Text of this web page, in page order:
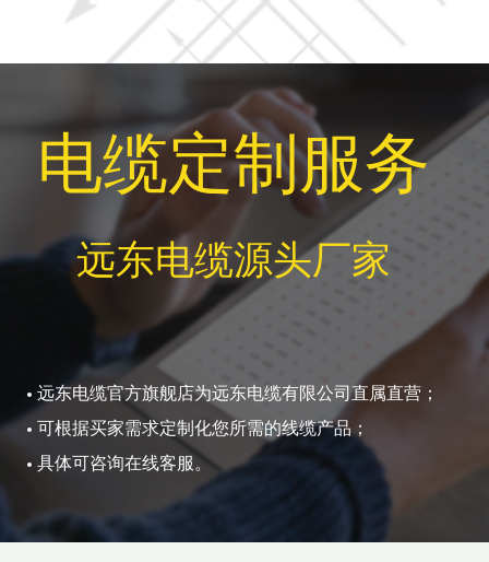
电缆定制服务
远东电缆源头厂家
远东电缆官方旗舰店为远东电缆有限公司直属直营；
可根据买家需求定制化您所需的线缆产品；
具体可咨询在线客服。